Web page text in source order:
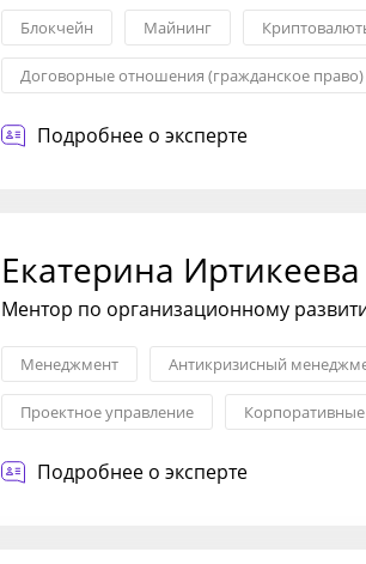
Блокчейн Майнинг
Договорные отношения (гражданское право)
Подробнее о эксперте
Екатерина Иртикеева
Ментор по организационному
Менеджмент Антикризисный
Проектное управление
Внешние связи и GR
Подробнее о эксперте